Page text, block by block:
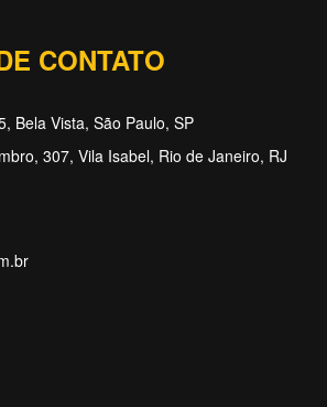
CONTATO
Bela Vista, São Paulo, SP
307, Vila Isabel, Rio de Janeiro, RJ